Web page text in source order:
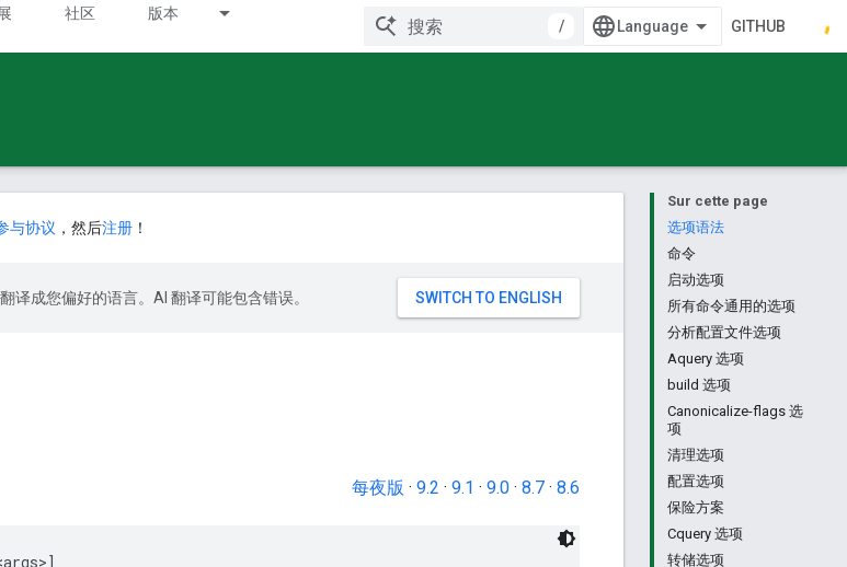
社区 版本
/ GITHUB
Sur cette page
选项语法
命令
启动选项
所有命令通用的选项
分析配置文件选项
Aquery 选项
build 选项
Canonicalize-flags 选
项
清理选项
配置选项
保险方案
Cquery 选项
转储选项
与协议 ，然后注册 ！
译成您偏好的语言。AI 翻译可能包含错误。
每夜版 · 9.2 · 9.1 · 9.0 · 8.7 · 8.6